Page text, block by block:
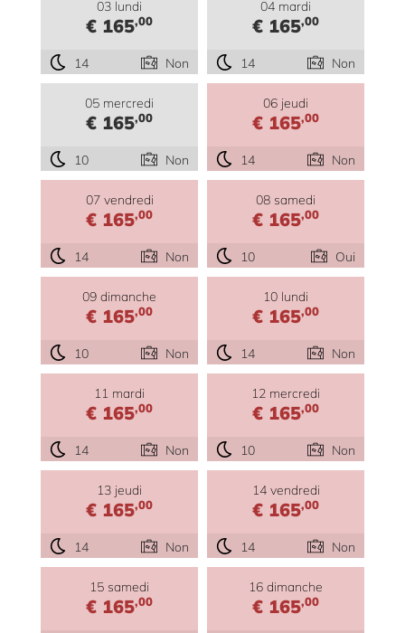
03 lundi
€ 165,00
14 Non
04 mardi
€ 165,00
14 Non
05 mercredi
€ 165,00
10 Non
06 jeudi
€ 165,00
14 Non
07 vendredi
€ 165,00
14 Non
08 samedi
€ 165,00
10 Oui
09 dimanche
€ 165,00
10 Non
10 lundi
€ 165,00
14 Non
11 mardi
€ 165,00
14 Non
12 mercredi
€ 165,00
10 Non
13 jeudi
€ 165,00
14 Non
14 vendredi
€ 165,00
14 Non
15 samedi
€ 165,00
16 dimanche
€ 165,00